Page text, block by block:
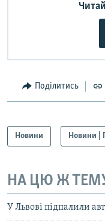
Поділитись
Новини Новини |
НА ЦЮ Ж
У Львові підпалили